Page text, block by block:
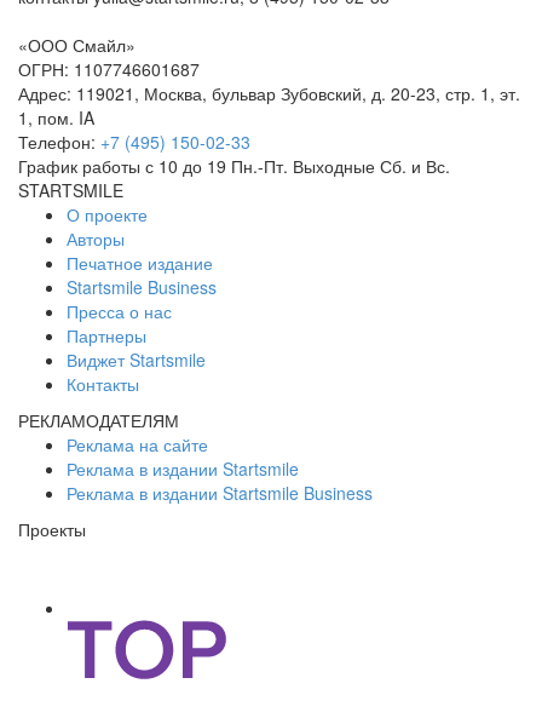
«ООО Смайл»
ОГРН: 1107746601687
Адрес: 119021 , Москва, бульвар Зубовский, д. 20-23, стр. 1, эт.
1, пом. IA
Телефон: +7 (495) 150-02-33
График работы с 10 до 19 Пн.-Пт. Выходные Сб. и Вс.
STARTSMILE
О проекте
Авторы
Печатное издание
Startsmile Business
Пресса о нас
Партнеры
Виджет Startsmile
Контакты
РЕКЛАМОДАТЕЛЯМ
Реклама на сайте
Реклама в издании Startsmile
Реклама в издании Startsmile Business
Проекты